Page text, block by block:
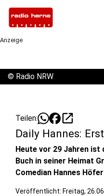
Anzeige
© Radio NRW
Teilen: open_in_new
Daily Hannes:
Heute vor 29 Jahren
Buch in seiner Heimat
Comedian Hannes
Veröffentlicht: Freitag,